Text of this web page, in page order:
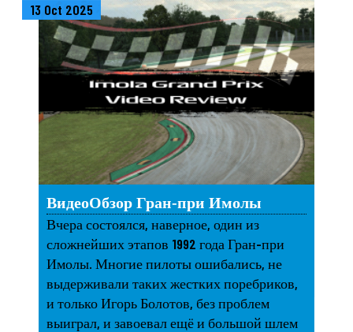
13 Oct 2025
ВидеоОбзор Гран-при Имолы
Вчера состоялся, наверное, один из
сложнейших этапов 1992 года Гран-при
Имолы. Многие пилоты ошибались, не
выдерживали таких жестких поребриков,
и только Игорь Болотов, без проблем
выиграл, и завоевал ещё и большой шлем